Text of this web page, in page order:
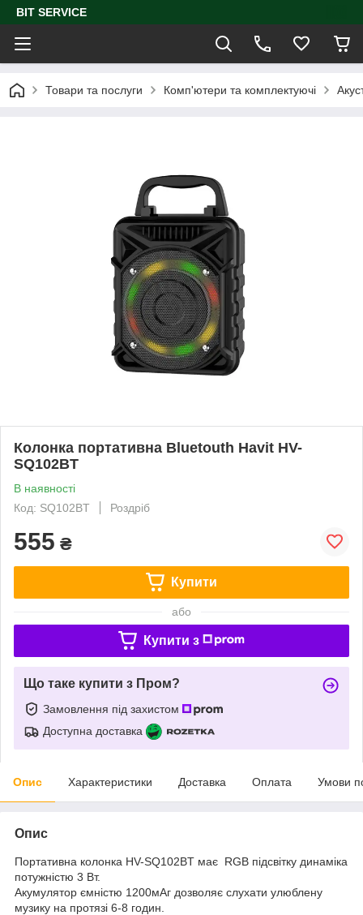
BIT SERVICE
Товари та послуги Комп'ютери та комплектуючі
Колонка портативна Bluetouth Havit HV-
SQ102BT
В наявності
Код: SQ102BT
Роздріб
555 ₴
Купити
або
Купити з
Що таке купити з Пром?
Замовлення під захистом
Доступна доставка
Опис Характеристики Доставка Оплата Умови
Опис
Портативна колонка HV-SQ102BT має RGB підсвітку динаміка
потужністю 3 Вт.
Акумулятор ємністю 1200мАг дозволяє слухати улюблену
музику на протязі 6-8 годин.